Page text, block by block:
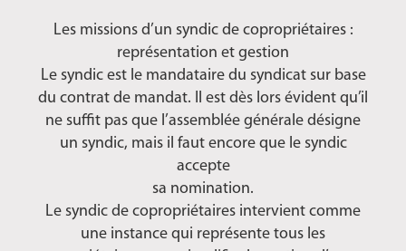
Les missions d’un syndic de copropriétaires :
représentation et gestion
Le syndic est le mandataire du syndicat sur base
du contrat de mandat. Il est dès lors évident qu’il
ne suffit pas que l’assemblée générale désigne
un syndic, mais il faut encore que le syndic
accepte
sa nomination.
Le syndic de copropriétaires intervient comme
une instance qui représente tous les